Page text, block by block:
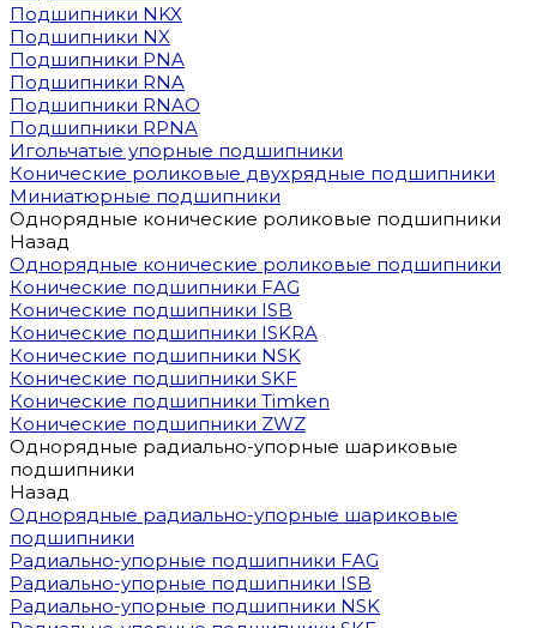
Подшипники NKX
Подшипники NX
Подшипники PNA
Подшипники RNA
Подшипники RNAO
Подшипники RPNA
Игольчатые упорные подшипники
Конические роликовые двухрядные подшипники
Миниатюрные подшипники
Однорядные конические роликовые подшипники
Назад
Однорядные конические роликовые подшипники
Конические подшипники FAG
Конические подшипники ISB
Конические подшипники ISKRA
Конические подшипники NSK
Конические подшипники SKF
Конические подшипники Timken
Конические подшипники ZWZ
Однорядные радиально-упорные шариковые
подшипники
Назад
Однорядные радиально-упорные шариковые
подшипники
Радиально-упорные подшипники FAG
Радиально-упорные подшипники ISB
Радиально-упорные подшипники NSK